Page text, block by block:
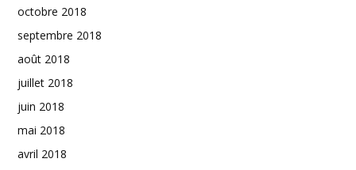
octobre 2018
septembre 2018
août 2018
juillet 2018
juin 2018
mai 2018
avril 2018